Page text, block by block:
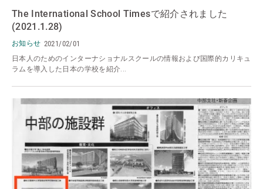
The International School Timesで紹介されました
(2021.1.28)
お知らせ 2021/02/01
日本人のためのインターナショナルスクールの情報および国際的カリキュ
ラムを導入した日本の学校を紹介...